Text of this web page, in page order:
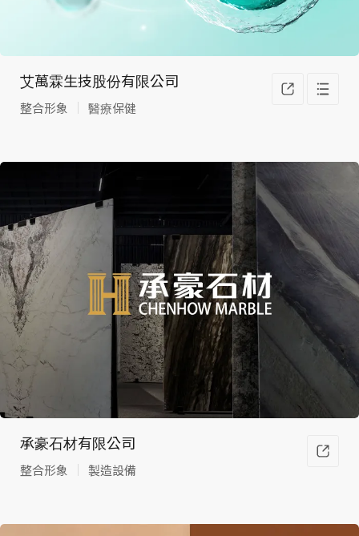
艾萬霖生技股份有限公司
整合形象 醫療保健
承豪石材有限公司
整合形象 製造設備